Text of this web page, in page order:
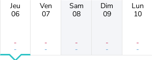
Jeu
06
-
-
Ven
07
-
-
Sam
08
-
-
Dim
09
-
-
Lun
10
-
-